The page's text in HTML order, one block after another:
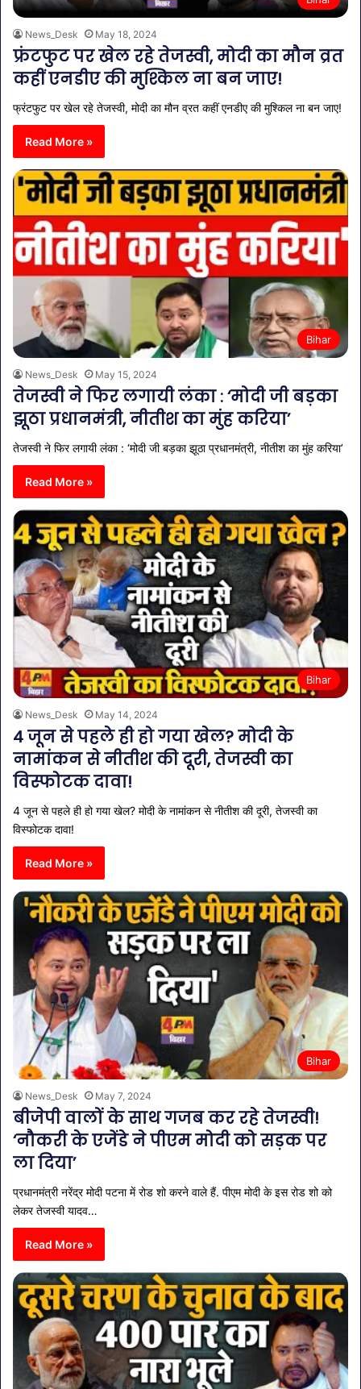
News_Desk May 18, 2024
फ्रंटफुट पर खेल रहे तेजस्वी, मोदी का मौन व्रत
कहीं एनडीए की मुश्किल ना बन जाए!
फ्रंटफुट पर खेल रहे तेजस्वी, मोदी का मौन व्रत कहीं एनडीए की मुश्किल ना बन जाए!
Read More »
Bihar
News_Desk May 15, 2024
तेजस्वी ने फिर लगायी लंका : ‘मोदी जी बड़का
झूठा प्रधानमंत्री, नीतीश का मुंह करिया’
तेजस्वी ने फिर लगायी लंका : ‘मोदी जी बड़का झूठा प्रधानमंत्री, नीतीश का मुंह करिया’
Read More »
Bihar
News_Desk May 14, 2024
4 जून से पहले ही हो गया खेल? मोदी के
नामांकन से नीतीश की दूरी, तेजस्वी का
विस्फोटक दावा!
4 जून से पहले ही हो गया खेल? मोदी के नामांकन से नीतीश की दूरी, तेजस्वी का
विस्फोटक दावा!
Read More »
Bihar
News_Desk May 7, 2024
बीजेपी वालों के साथ गजब कर रहे तेजस्वी!
‘नौकरी के एजेंडे ने पीएम मोदी को सड़क पर
ला दिया’
प्रधानमंत्री नरेंद्र मोदी पटना में रोड शो करने वाले हैं. पीएम मोदी के इस रोड शो को
लेकर तेजस्वी यादव…
Read More »